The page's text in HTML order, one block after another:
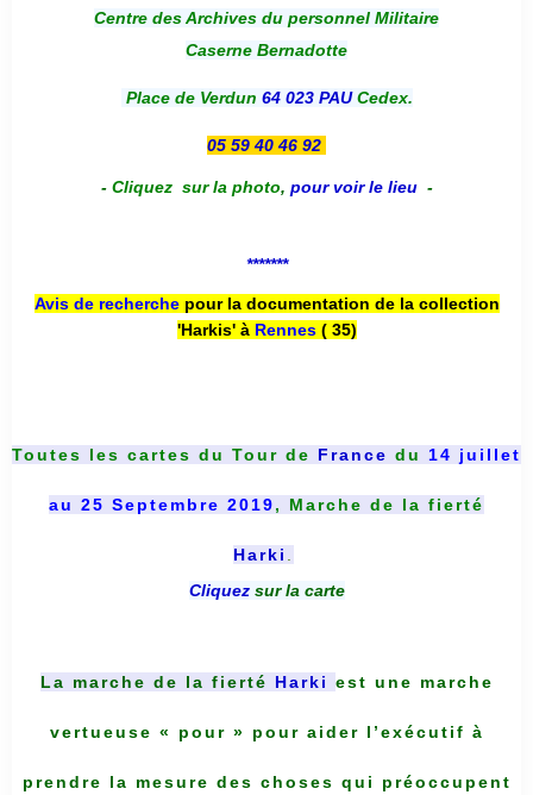
Centre des Archives du personnel Militaire
Caserne Bernadotte
Place de Verdun 64 023 PAUCedex.
05 59 40 46 92
- Cliquez sur la photo, pour voir le lieu -
*******
Avis de recherche pour la documentation de la collection
'Harkis' à Rennes( 35)
Toutes les cartes du Tour de France du 14 juillet
au 25 Septembre 2019, Marche de la fierté
Harki
Cliquez sur la carte
La marche de la fierté Harki est une marche
vertueuse « pour » pour aider l’exécutif à
prendre la mesure des choses qui préoccupent